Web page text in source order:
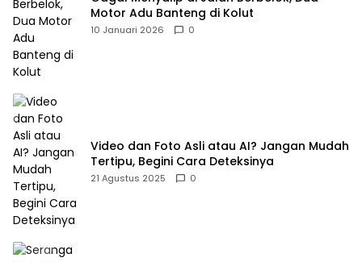
Motor Adu Banteng di Kolut
10 Januari 2026 0
Video dan Foto Asli atau AI? Jangan Mudah
Tertipu, Begini Cara Deteksinya
21 Agustus 2025 0